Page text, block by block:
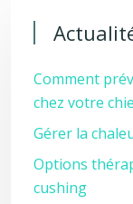
Comment
chez votre
Gérer la
Options
cushing